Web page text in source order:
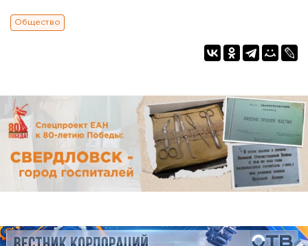
Общество